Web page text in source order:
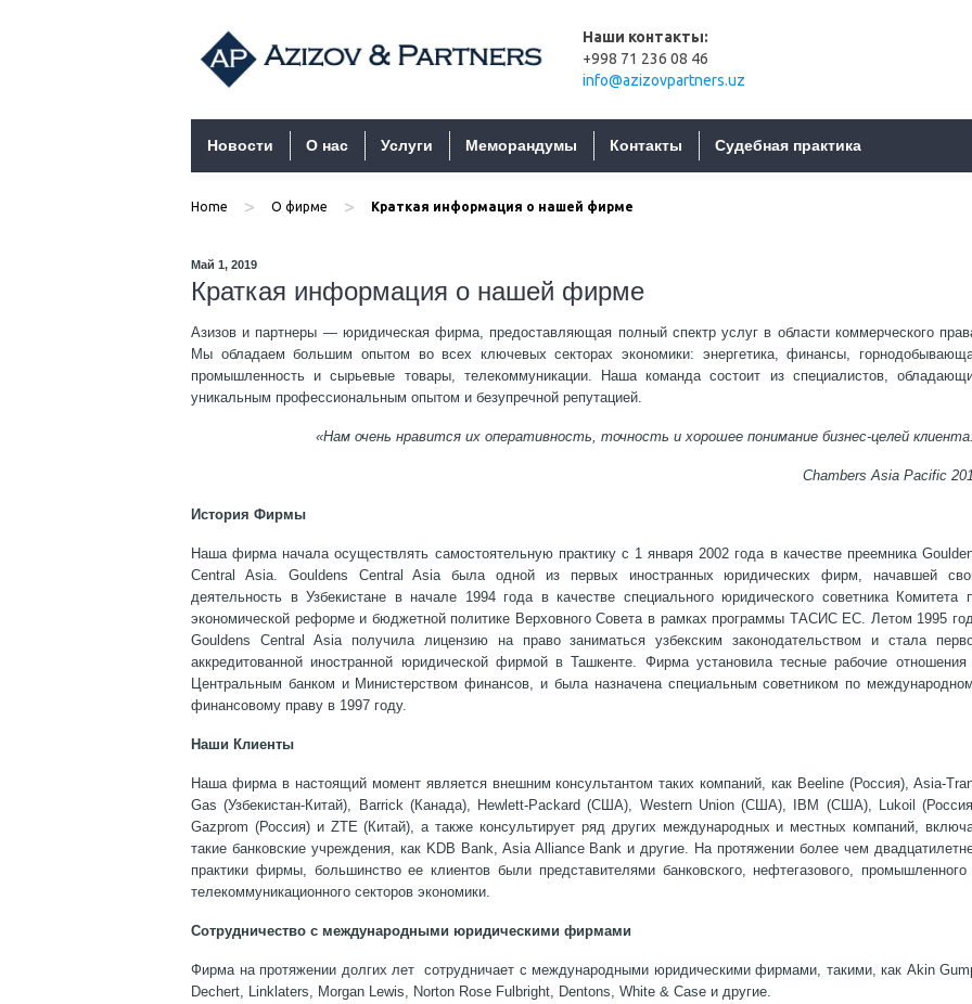
Наши контакты:
+998 71 236 08 46
info@azizovpartners.uz
Перейти к содержимому
Новости
О нас Услуги Меморандумы Контакты Судебная практика
Home > О фирме > Краткая информация о нашей фирме
Май 1, 2019
Краткая информация о нашей фирме
Азизов и партнеры — юридическая фирма, предоставляющая полный спектр услуг в области коммерческого
Мы обладаем большим опытом во всех ключевых секторах экономики: энергетика, финансы,
промышленность и сырьевые товары, телекоммуникации. Наша команда состоит из специалистов,
уникальным профессиональным опытом и безупречной репутацией.
«Нам очень нравится их оперативность, точность и хорошее понимание бизнес-целей
Chambers Asia Pacific
История Фирмы
Наша фирма начала осуществлять самостоятельную практику с 1 января 2002 года в качестве преемника
Central Asia. Gouldens Central Asia была одной из первых иностранных юридических фирм, начавшей
деятельность в Узбекистане в начале 1994 года в качестве специального юридического советника Комитета
экономической реформе и бюджетной политике Верховного Совета в рамках программы ТАСИС ЕС. Летом 1995
Gouldens Central Asia получила лицензию на право заниматься узбекским законодательством и стала
аккредитованной иностранной юридической фирмой в Ташкенте. Фирма установила тесные рабочие отношения
Центральным банком и Министерством финансов, и была назначена специальным советником по
финансовому праву в 1997 году.
Наши Клиенты
Наша фирма в настоящий момент является внешним консультантом таких компаний, как Beeline (Россия), Asia-
Gas (Узбекистан-Китай), Barrick (Канада), Hewlett-Packard (США), Western Union (США), IBM (США), Lukoil
Gazprom (Россия) и ZTE (Китай), а также консультирует ряд других международных и местных компаний,
такие банковские учреждения, как KDB Bank, Asia Alliance Bank и другие. На протяжении более чем
практики фирмы, большинство ее клиентов были представителями банковского, нефтегазового,
телекоммуникационного секторов экономики.
Сотрудничество с международными юридическими фирмами
Фирма на протяжении долгих лет сотрудничает с международными юридическими фирмами, такими, как Akin
Dechert, Linklaters, Morgan Lewis, Norton Rose Fulbright, Dentons, White & Case и другие.